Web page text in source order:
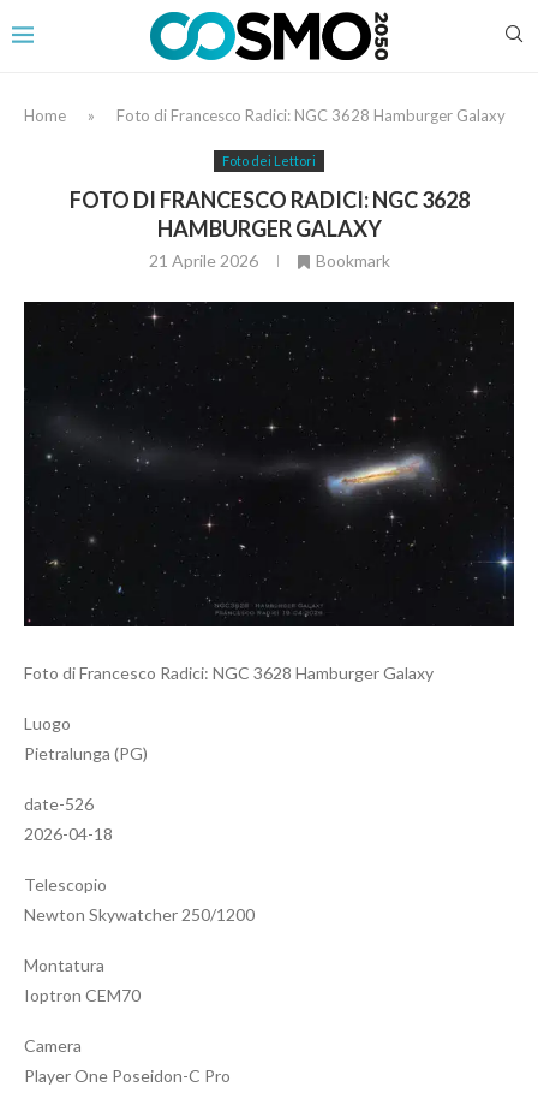
Home » Foto di Francesco Radici: NGC 3628 Hamburger Galaxy
Foto dei Lettori
FOTO DI FRANCESCO RADICI: NGC 3628
HAMBURGER GALAXY
21 Aprile 2026 Bookmark
Foto di Francesco Radici: NGC 3628 Hamburger Galaxy
Luogo
Pietralunga (PG)
date-526
2026-04-18
Telescopio
Newton Skywatcher 250/1200
Montatura
Ioptron CEM70
Camera
Player One Poseidon-C Pro